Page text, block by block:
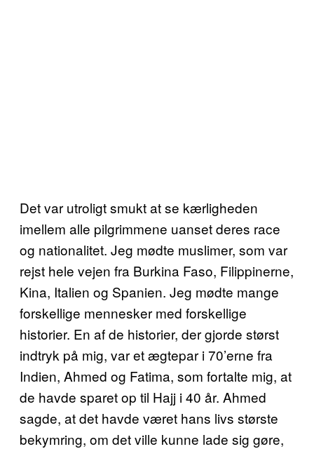
Det var utroligt smukt at se kærligheden
imellem alle pilgrimmene uanset deres race
og nationalitet. Jeg mødte muslimer, som var
rejst hele vejen fra Burkina Faso, Filippinerne,
Kina, Italien og Spanien. Jeg mødte mange
forskellige mennesker med forskellige
historier. En af de historier, der gjorde størst
indtryk på mig, var et ægtepar i 70’erne fra
Indien, Ahmed og Fatima, som fortalte mig, at
de havde sparet op til Hajj i 40 år. Ahmed
sagde, at det havde været hans livs største
bekymring, om det ville kunne lade sig gøre,